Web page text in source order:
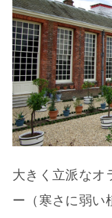
大きく立派なオ
ー（寒さに弱い